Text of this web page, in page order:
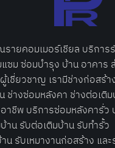
ายคอมเมอร์เชียล บริการ
แซม ซ่อมบำรุง บ้าน อาคาร
เชี่ยวชาญ เรามีช่างก่อสร้า
ช่างซ่อมหลังคา ช่างต่อเติม
าชีพ บริการซ่อมหลังคารั่ว
าน รับต่อเติมบ้าน รับทำรั้ว
น รับเหมางานก่อสร้าง และ